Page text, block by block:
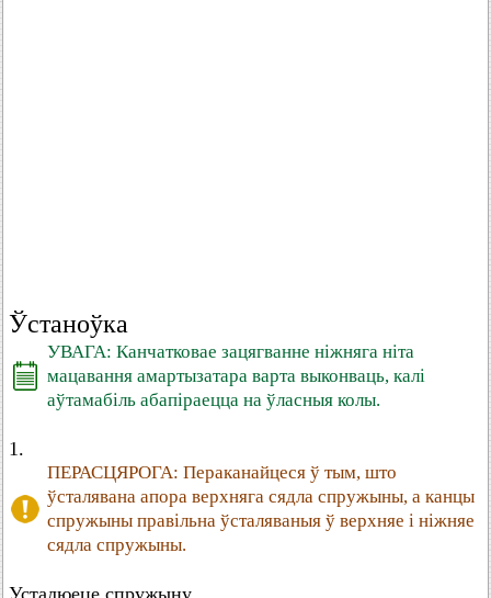
Ўстаноўка
УВАГА: Канчатковае зацягванне ніжняга ніта
мацавання амартызатара варта выконваць, калі
аўтамабіль абапіраецца на ўласныя колы.
1.
ПЕРАСЦЯРОГА: Пераканайцеся ў тым, што
ўсталявана апора верхняга сядла спружыны, а канцы
спружыны правільна ўсталяваныя ў верхняе і ніжняе
сядла спружыны.
Усталюеце спружыну.